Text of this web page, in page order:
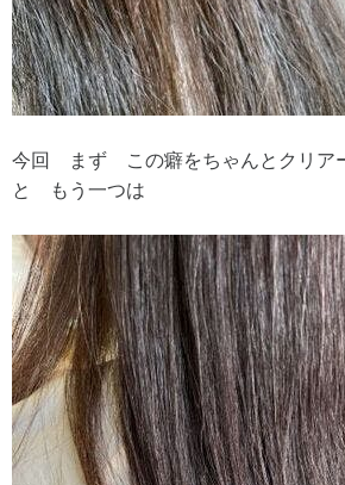
今回 まず この癖をちゃんとクリア
と もう一つは